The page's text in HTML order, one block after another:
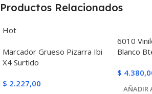
Productos Relacionados
Hot
Marcador Grueso Pizarra Ibi
X4 Surtido
$ 2.227,00
6010
Blanco
$
AÑADIR